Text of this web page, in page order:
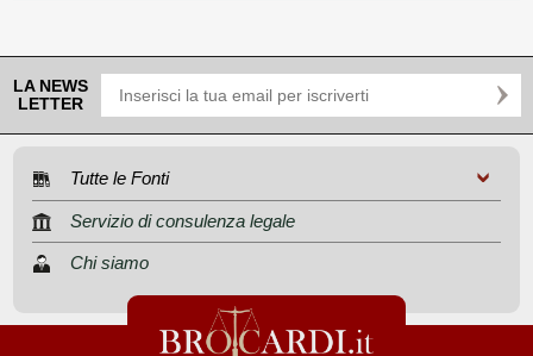
LA NEWS
LETTER
Tutte le Fonti
Servizio di consulenza legale
Chi siamo